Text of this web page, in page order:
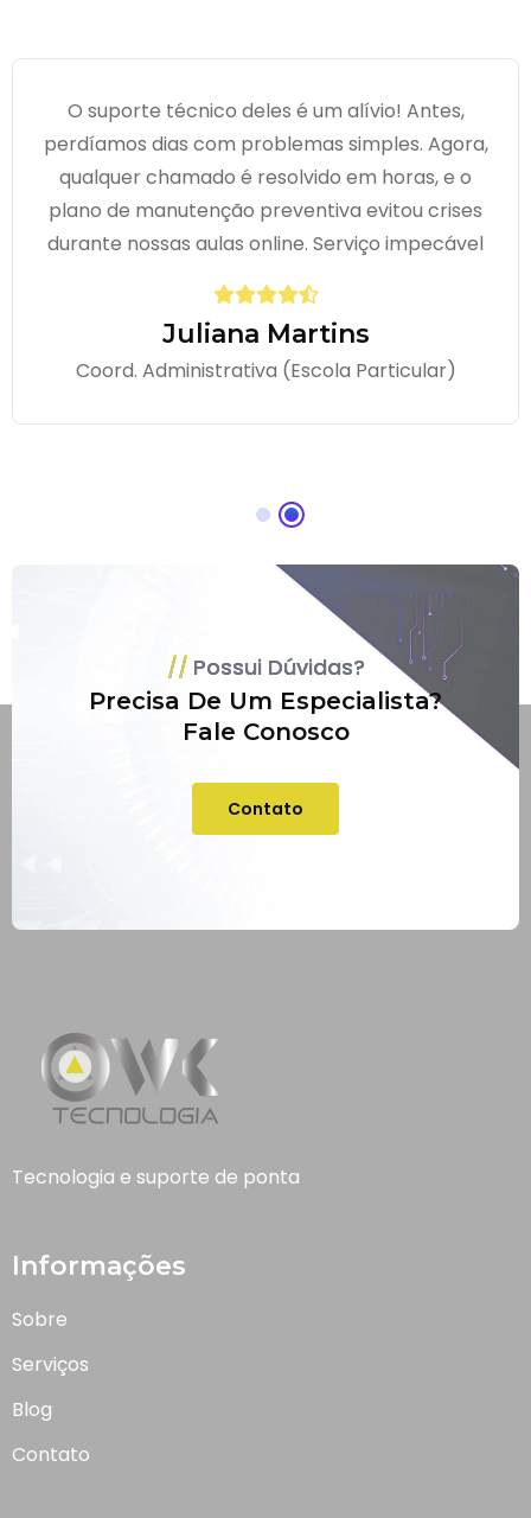
O suporte técnico deles é um alívio! Antes,
perdíamos dias com problemas simples. Agora,
qualquer chamado é resolvido em horas, e o
plano de manutenção preventiva evitou crises
durante nossas aulas online. Serviço impecável
Juliana Martins
Coord. Administrativa (Escola Particular)
Possui Dúvidas?
Precisa De Um Especialista?
Fale Conosco
Contato
Tecnologia e suporte de ponta
Informações
Sobre
Serviços
Blog
Contato